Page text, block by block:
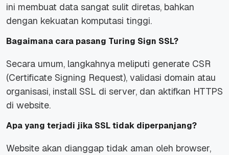
ini membuat data sangat sulit diretas, bahkan
dengan kekuatan komputasi tinggi.
Bagaimana cara pasang Turing Sign SSL?
Secara umum, langkahnya meliputi generate CSR
(Certificate Signing Request), validasi domain atau
organisasi, install SSL di server, dan aktifkan HTTPS
di website.
Apa yang terjadi jika SSL tidak diperpanjang?
Website akan dianggap tidak aman oleh browser,